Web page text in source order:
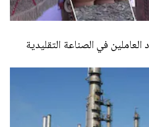
العاملين في الصناعة التقليدية